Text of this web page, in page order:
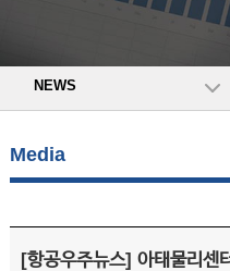
NEWS
Media
[항공우주뉴스] 아태물리센